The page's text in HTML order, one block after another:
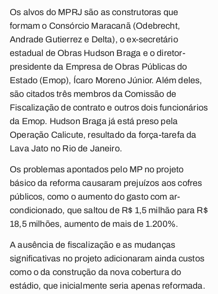
Os alvos do MPRJ são as construtoras que
formam o Consórcio Maracanã (Odebrecht,
Andrade Gutierrez e Delta), o ex-secretário
estadual de Obras Hudson Braga e o diretor-
presidente da Empresa de Obras Públicas do
Estado (Emop), Ícaro Moreno Júnior. Além deles,
são citados três membros da Comissão de
Fiscalização de contrato e outros dois funcionários
da Emop. Hudson Braga já está preso pela
Operação Calicute, resultado da força-tarefa da
Lava Jato no Rio de Janeiro.
Os problemas apontados pelo MP no projeto
básico da reforma causaram prejuízos aos cofres
públicos, como o aumento do gasto com ar-
condicionado, que saltou de R$ 1,5 milhão para R$
18,5 milhões, aumento de mais de 1.200%.
A ausência de fiscalização e as mudanças
significativas no projeto adicionaram ainda custos
como o da construção da nova cobertura do
estádio, que inicialmente seria apenas reformada.